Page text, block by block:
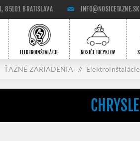
85101 BRATISLAVA INFO@NOSICETAZNE.SK
ELEKTROINŠTALÁCIE NOSIČE BICYKLOV
ŤAŽNÉ ZARIADENIA / Elektroinštalácie